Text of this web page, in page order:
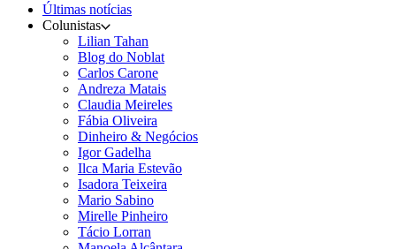
Últimas notícias
Colunistas
Lilian Tahan
Blog do Noblat
Carlos Carone
Andreza Matais
Claudia Meireles
Fábia Oliveira
Dinheiro & Negócios
Igor Gadelha
Ilca Maria Estevão
Isadora Teixeira
Mario Sabino
Mirelle Pinheiro
Tácio Lorran